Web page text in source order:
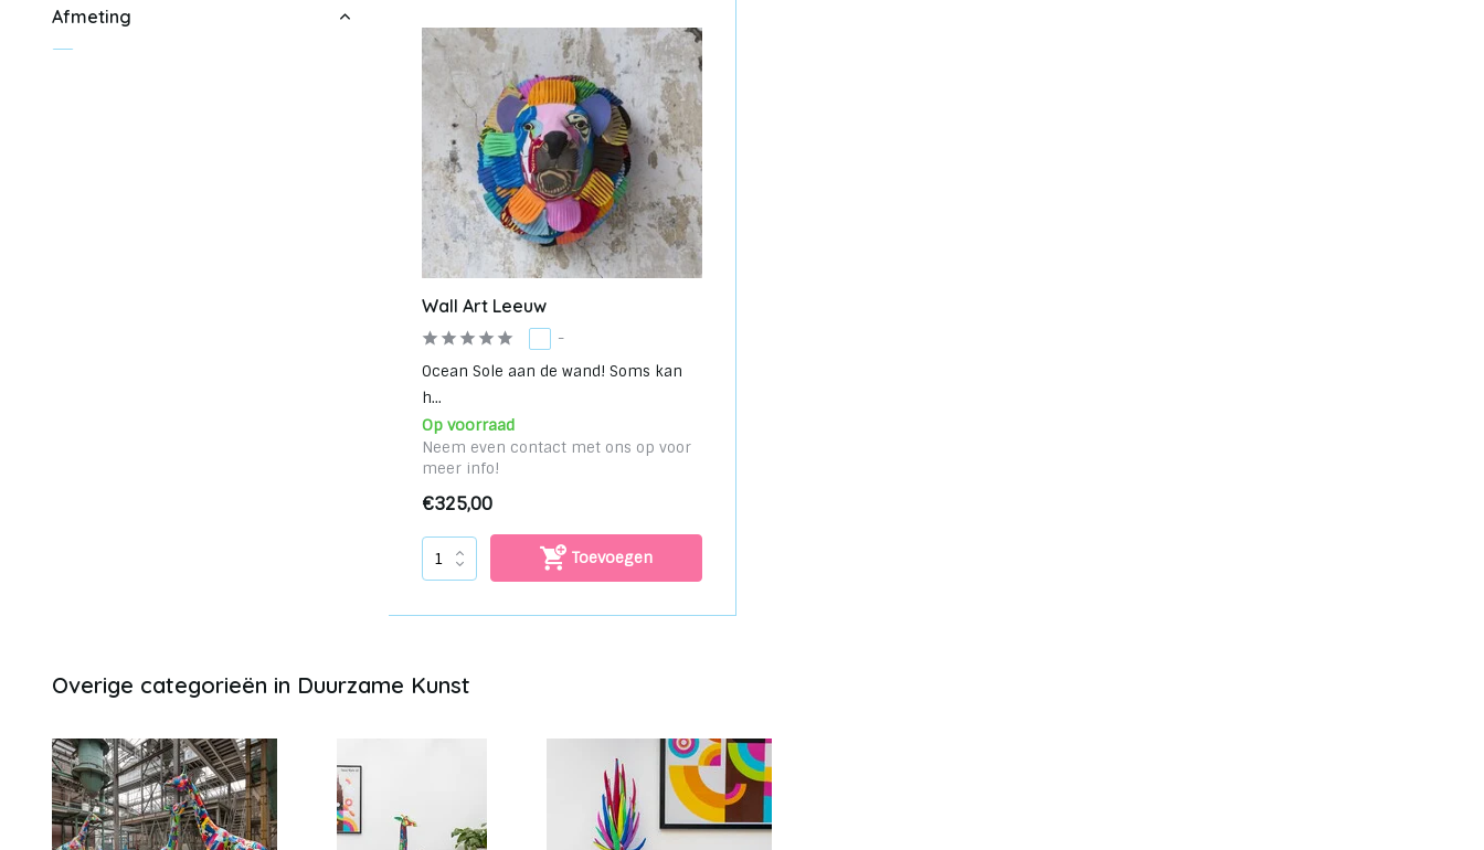
Afmeting
Wall Art Leeuw
-
Ocean Sole aan de wand! Soms kan
h...
Op voorraad
Neem even contact met ons op voor
meer info!
€325,00
Toevoegen
Overige categorieën in Duurzame Kunst